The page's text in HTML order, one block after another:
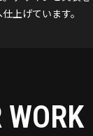
上げています。
WORK